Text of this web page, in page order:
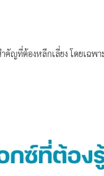
ญที่ต้องหลีกเลี่ยง โดยเฉพา